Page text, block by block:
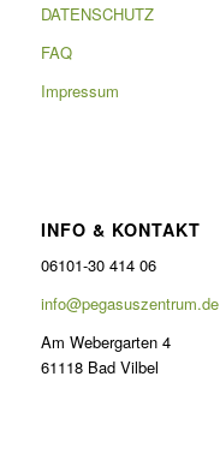
DATENSCHUTZ
FAQ
Impressum
INFO & KONTAKT
06101-30 414 06
info@pegasuszentrum.de
Am Webergarten 4
61118 Bad Vilbel